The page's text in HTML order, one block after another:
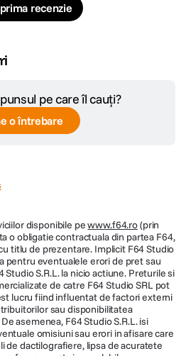
recenzie
pe care îl cauți?
o întrebare
disponibile pewww.f64.ro(prin
o obligatie contractuala din partea F64,
titlu de prezentare. Implicit F64 Studio
pentru eventualele erori de pret sau
S.R.L. la nicio actiune. Preturile si
de catre F64 Studio SRL pot
lucru fiind influentat de factori externi
sau disponibilitatea
asemenea, F64 Studio S.R.L. isi
omisiuni sau erori in afisare care
de dactilografiere, lipsa de acuratete